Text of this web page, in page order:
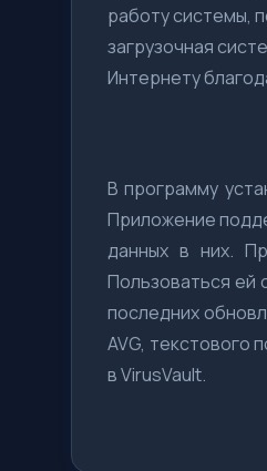
работу системы,
загрузочная
Интернету
В программу
Приложение
данных в них.
Пользоваться ей
последних
AVG, текстового
в VirusVault.